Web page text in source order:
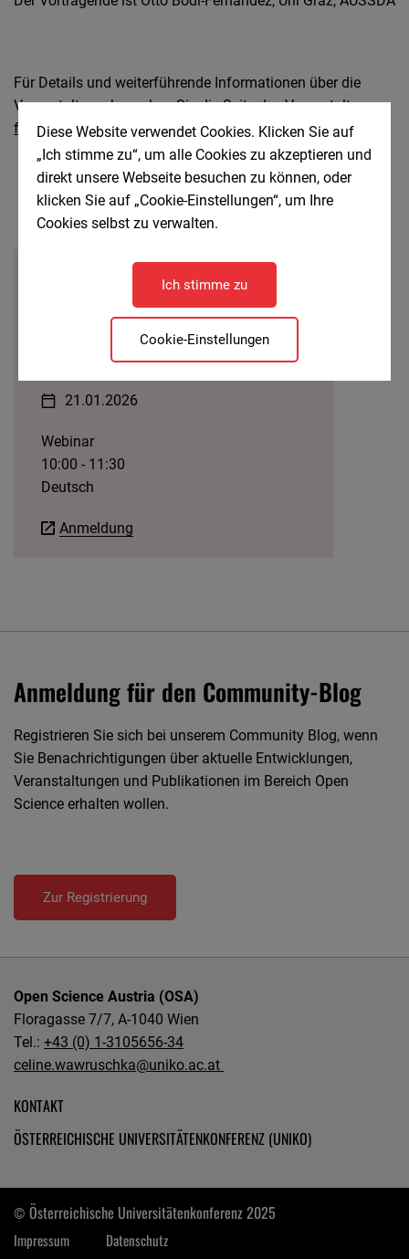
Für Details und weiterführende Informationen über die
Veranstaltung, besuchen Sie die Seite des Veranstalters
forschungsdaten.at
Cluster Forschungsdaten - Shared RDM
Anonymisierung und
Pseudoanonymisierung von
21.01.2026
Webinar
10:00 - 11:30
Deutsch
Anmeldung
Anmeldung für den Community-Blog
Registrieren Sie sich bei unserem Community Blog, wenn
Sie Benachrichtigungen über aktuelle Entwicklungen,
Veranstaltungen und Publikationen im Bereich Open
Science erhalten wollen.
Zur Registrierung
Open Science Austria (OSA)
Floragasse 7/7, A-1040 Wien
Tel.: +43 (0) 1-3105656-34
celine.wawruschka@uniko.ac.at
KONTAKT
ÖSTERREICHISCHE UNIVERSITÄTENKONFERENZ (UNIKO)
© Österreichische Universitätenkonferenz 2025
Impressum Datenschutz
Diese Website verwendet Cookies. Klicken Sie auf
„Ich stimme zu“, um alle Cookies zu akzeptieren und
direkt unsere Webseite besuchen zu können, oder
klicken Sie auf „Cookie-Einstellungen“, um Ihre
Cookies selbst zu verwalten.
Ich stimme zu
Cookie-Einstellungen